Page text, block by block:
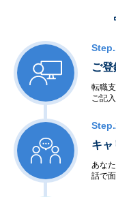
ご登
転職
ご記
キ
あな
話で